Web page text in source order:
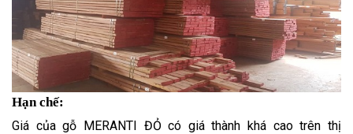
Hạn chế:
Giá của gỗ MERANTI ĐỎ có giá thành khá cao trên thị